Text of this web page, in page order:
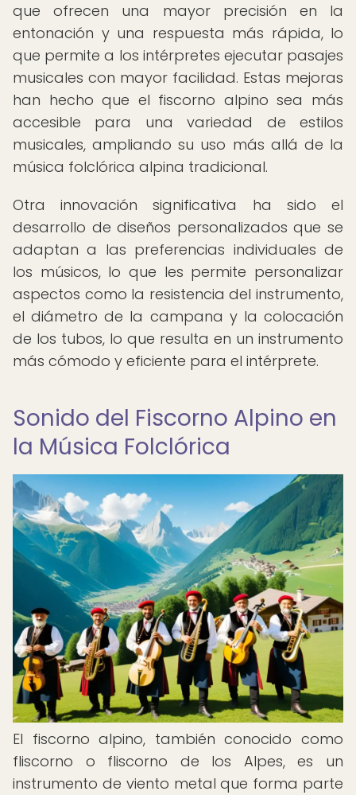
que ofrecen una mayor precisión en la
entonación y una respuesta más rápida, lo
que permite a los intérpretes ejecutar pasajes
musicales con mayor facilidad. Estas mejoras
han hecho que el fiscorno alpino sea más
accesible para una variedad de estilos
musicales, ampliando su uso más allá de la
música folclórica alpina tradicional.
Otra innovación significativa ha sido el
desarrollo de diseños personalizados que se
adaptan a las preferencias individuales de
los músicos, lo que les permite personalizar
aspectos como la resistencia del instrumento,
el diámetro de la campana y la colocación
de los tubos, lo que resulta en un instrumento
más cómodo y eficiente para el intérprete.
Sonido del Fiscorno Alpino en
la Música Folclórica
El fiscorno alpino, también conocido como
fliscorno o fliscorno de los Alpes, es un
instrumento de viento metal que forma parte